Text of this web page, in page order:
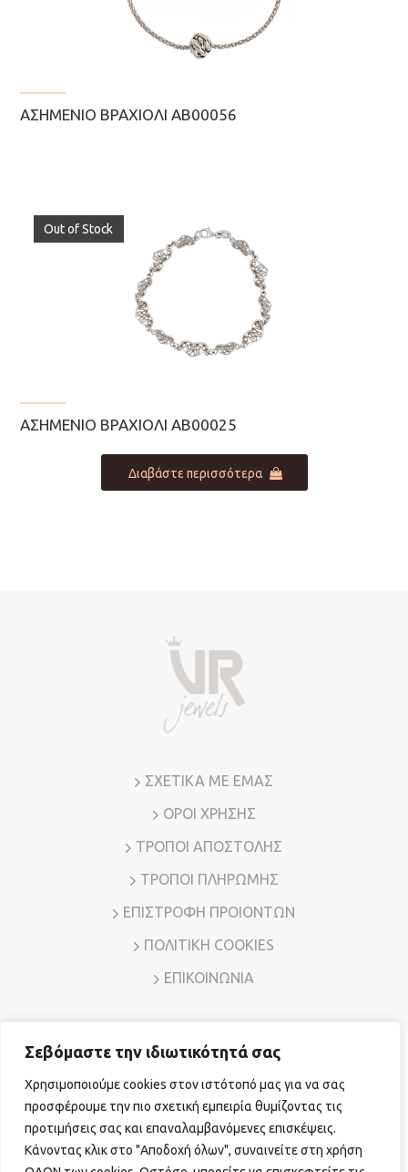
Σεβόμαστε την ιδιωτικότητά σας
Χρησιμοποιούμε cookies στον ιστότοπό μας για να σας
προσφέρουμε την πιο σχετική εμπειρία θυμίζοντας τις
προτιμήσεις σας και επαναλαμβανόμενες επισκέψεις.
Κάνοντας κλικ στο "Αποδοχή όλων", συναινείτε στη χρήση
ΑΣΗΜΈΝΙΟ ΒΡΑΧΙΌΛΙ ΑΒ00056
Out of Stock
ΑΣΗΜΈΝΙΟ ΒΡΑΧΙΌΛΙ AB00025
Διαβάστε περισσότερα
ΣΧΕΤΙΚΑ ΜΕ ΕΜΑΣ
ΟΡΟΙ ΧΡΗΣΗΣ
ΤΡΟΠΟΙ ΑΠΟΣΤΟΛΗΣ
ΤΡΟΠΟΙ ΠΛΗΡΩΜΗΣ
ΕΠΙΣΤΡΟΦΗ ΠΡΟΙΟΝΤΩΝ
ΠΟΛΙΤΙΚΗ COOKIES
ΕΠΙΚΟΙΝΩΝΙΑ
Διεύθυνση: Λ. Μεσογείων 7, Αμπελόκηποι – Αθήνα, Τ.Κ.
Τηλ. Επικοινωνίας:
210 7794780 E-mail: sales@vr-jewels.gr
FacebookInstagram